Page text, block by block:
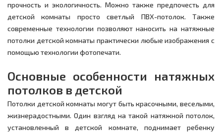
прочность и экологичность. Можно также предпочесть для
детской комнаты просто светлый ПВХ-потолок. Также
современные технологии позволяют наносить на натяжные
потолки детской комнаты практически любые изображения с
помощью технологии фотопечати.
Основные особенности натяжных
потолков в детской
Потолки детской комнаты могут быть красочными, веселыми,
жизнерадостными. Один взгляд на такой натяжной потолок,
установленный в детской комнате, поднимает ребенку